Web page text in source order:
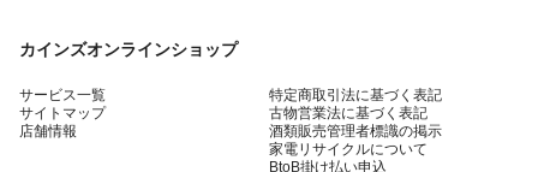
カインズオンラインショップ
サービス一覧
サイトマップ
店舗情報
特定商取引法に基づく表記
古物営業法に基づく表記
酒類販売管理者標識の掲示
家電リサイクルについて
BtoB掛け払い申込